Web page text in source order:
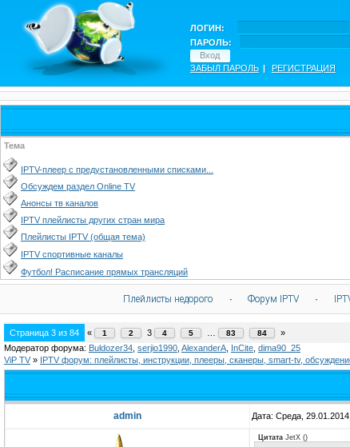
ЛОГИН:
ПАРОЛЬ:
ЗАБЫЛ ПАРОЛЬ | РЕГИСТРАЦИЯ
Тема
IPTV-плеер с предустановленными списками...
Обсуждем раздел Online TV
Анонсы тв каналов
IPTV плейлисты других стран мира
Плейлисты IPTV (общая тема)
IPTV спортивные каналы
Футбол! Расписание прямых трансляций
Плейлисты недорого · Форум IPTV ·
Страница 3 из 84 « 1 2 3 4 5 83 84
»
Модератор форума: Buldozer34 serjio1990 AlexanderA InCite dima90_25
ViP TV » IPTV форум: плейлисты, инструкции, плееры, сканеры, smart-tv,
admin Дата: Среда,
Цитата JetX ()